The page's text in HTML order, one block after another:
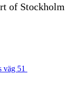
of Stockholm
51